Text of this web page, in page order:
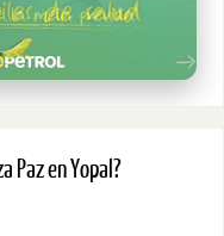
Paz en Yopal?